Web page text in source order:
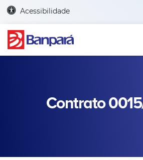
Acessibilidade
Contrato